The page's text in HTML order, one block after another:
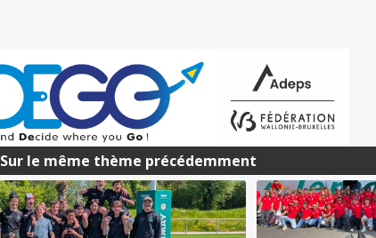
Sur le même thème précédemment